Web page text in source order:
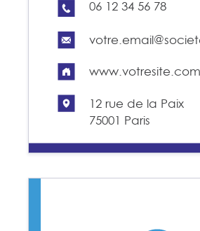
12 rue de la Paix
75001 Paris
www.votresite.com
06 12 34 56 78